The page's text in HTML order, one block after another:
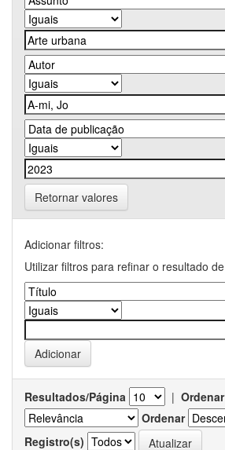
Retornar valores
Adicionar filtros:
Utilizar filtros para refinar o resultado
Resultados/Página |
Ordenar
Registro(s)